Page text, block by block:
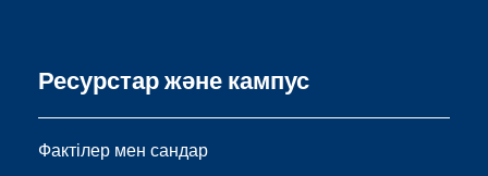
Ресурстар және кампус
Фактілер мен сандар